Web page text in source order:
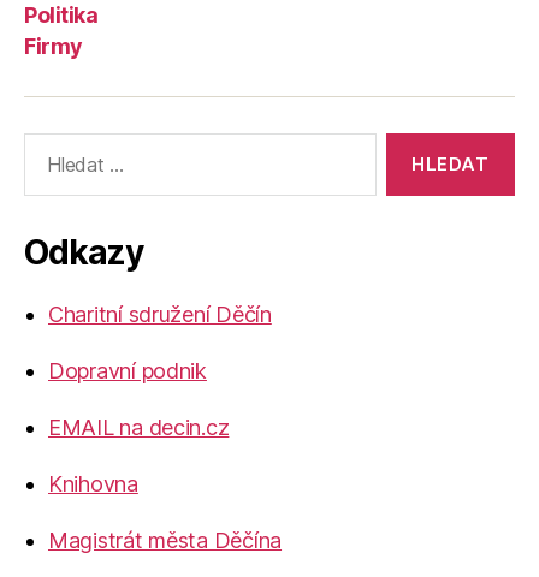
Politika
Firmy
vyhledávání:
Odkazy
Charitní sdružení Děčín
Dopravní podnik
EMAIL na decin.cz
Knihovna
Magistrát města Děčína